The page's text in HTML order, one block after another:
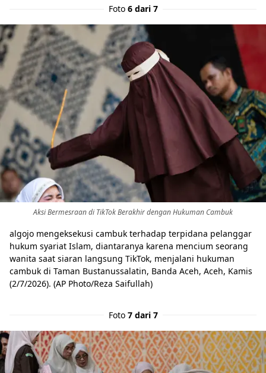
Foto 6 dari 7
Aksi Bermesraan di TikTok Berakhir dengan Hukuman Cambuk
algojo mengeksekusi cambuk terhadap terpidana pelanggar
hukum syariat Islam, diantaranya karena mencium seorang
wanita saat siaran langsung TikTok, menjalani hukuman
cambuk di Taman Bustanussalatin, Banda Aceh, Aceh, Kamis
(2/7/2026). (AP Photo/Reza Saifullah)
Foto 7 dari 7